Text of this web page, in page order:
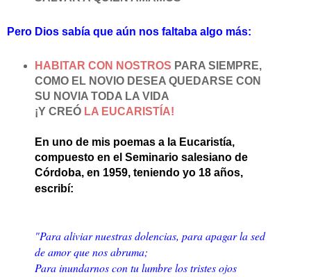
Pero Dios sabía que aún nos faltaba algo más:
HABITAR CON NOSTROS PARA SIEMPRE,
COMO EL NOVIO DESEA QUEDARSE CON
SU NOVIA TODA LA VIDA
¡Y CREÓ LA EUCARISTÍA!
En uno de mis poemas a la Eucaristía,
compuesto en el Seminario salesiano de
Córdoba, en 1959, teniendo yo 18 años,
escribí:
"Para aliviar nuestras dolencias, para apagar la sed
de amor que nos abruma;
Para inundarnos con tu lumbre los tristes ojos